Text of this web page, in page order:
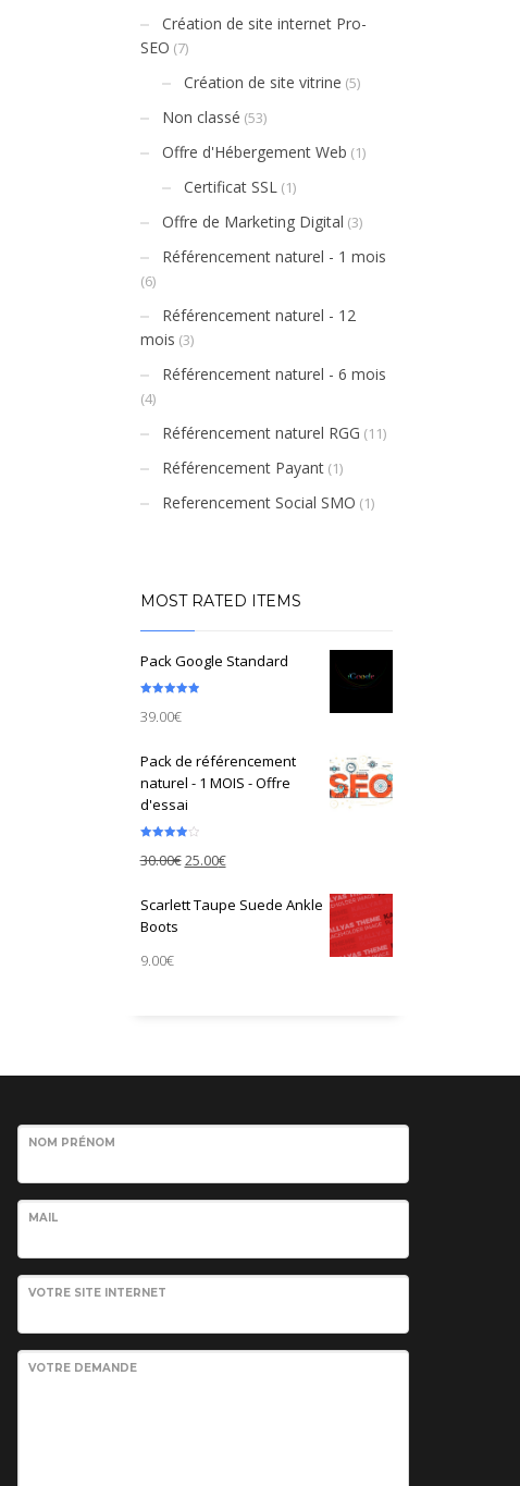
Création de site internet Pro-
SEO (7)
Création de site vitrine (5)
Non classé (53)
Offre d'Hébergement Web (1)
Certificat SSL (1)
Offre de Marketing Digital (3)
Référencement naturel - 1 mois
(6)
Référencement naturel - 12
mois (3)
Référencement naturel - 6 mois
(4)
Référencement naturel RGG (11)
Référencement Payant (1)
Referencement Social SMO (1)
MOST RATED ITEMS
Pack Google Standard
sur 5
39.00€
Pack de référencement
naturel - 1 MOIS - Offre
d'essai
sur 5
30.00€25.00€
Scarlett Taupe Suede Ankle
Boots
9.00€
NOM PRÉNOM
MAIL
VOTRE SITE INTERNET
VOTRE DEMANDE